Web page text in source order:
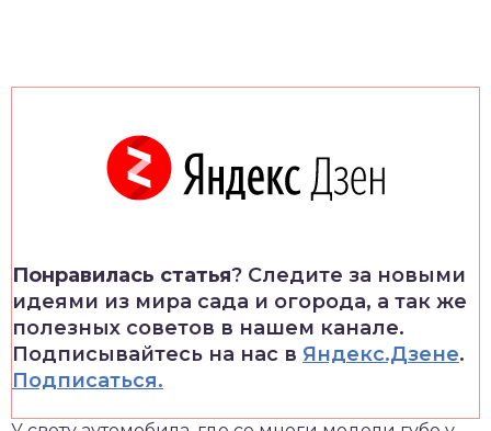
Понравилась статья? Следите за новыми
идеями из мира сада и огорода, а так же
полезных советов в нашем канале.
Подписывайтесь на нас в Яндекс.Дзене.
Подписаться.